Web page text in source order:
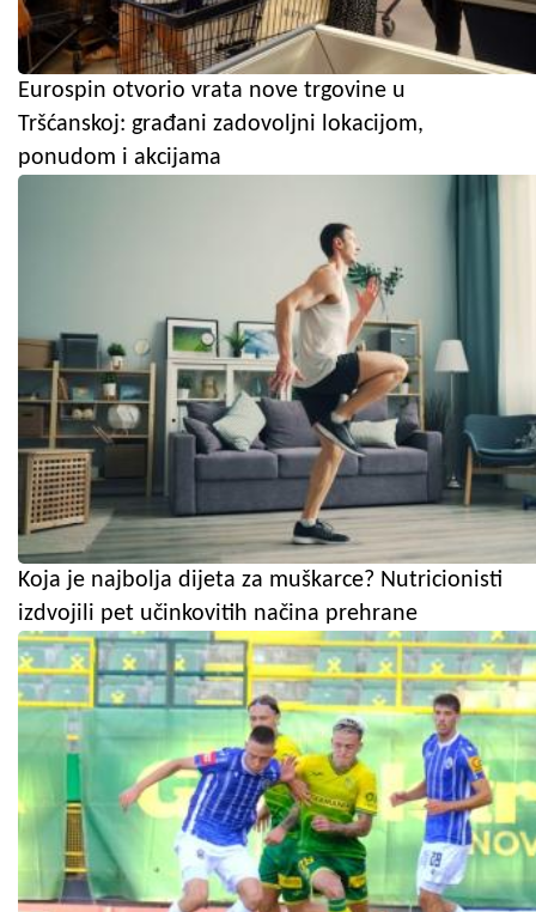
Eurospin otvorio vrata nove trgovine u
Tršćanskoj: građani zadovoljni lokacijom,
ponudom i akcijama
Koja je najbolja dijeta za muškarce? Nutricionisti
izdvojili pet učinkovitih načina prehrane